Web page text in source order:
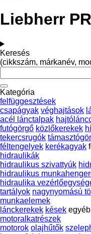
Liebherr
Keresés
(cikkszám, márkanév,
Kategória
felfüggesztések
csapágyak véghajtások
acél lánctalpak
futógörgő közlőkerekek
tekercsrugók
féltengelyek kerékagyak
hidraulikák
hidraulikus szivattyúk
hidraulikus
hidraulika
tartályok nagynyomású
munkaelemek
lánckerekek kések
motoralkatrészek
motorok olajhűtők